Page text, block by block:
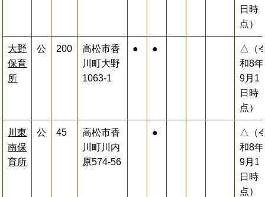
日時
点）
大野
保育
所
公 200
高松市香
川町大野
1063-1
● ●
△（
和8年
9月1
日時
点）
川東
南保
育所
公 45
高松市香
川町川内
原574-56
●
△（
和8年
9月1
日時
点）